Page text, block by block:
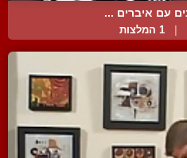
עם איברים ...
1 המלצות